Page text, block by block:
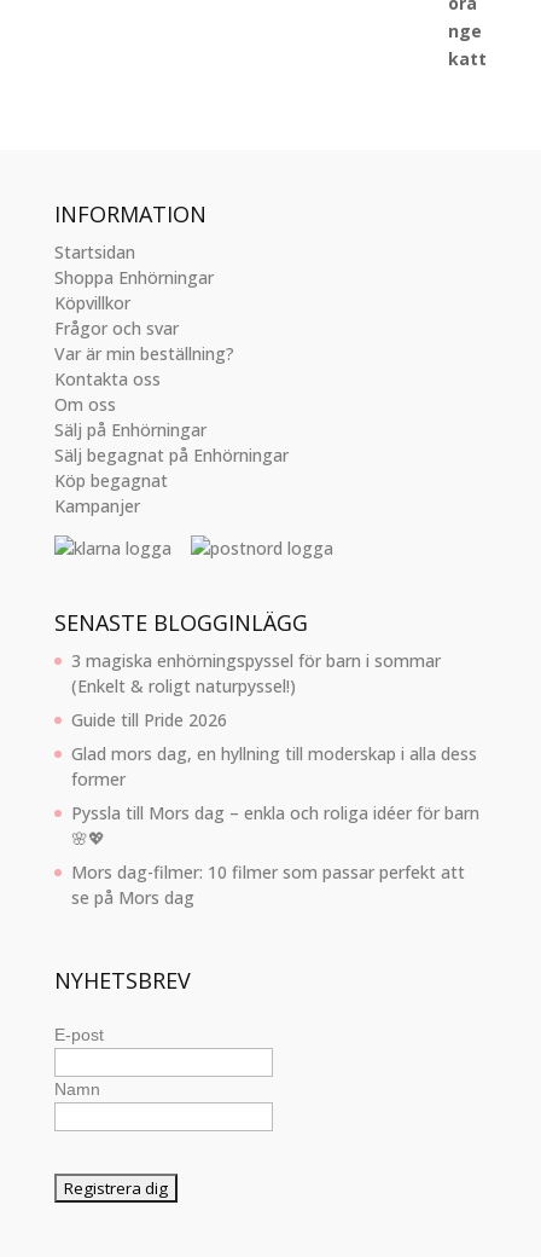
INFORMATION
Startsidan
Shoppa Enhörningar
Köpvillkor
Frågor och svar
Var är min beställning?
Kontakta oss
Om oss
Sälj på Enhörningar
Sälj begagnat på Enhörningar
Köp begagnat
Kampanjer
SENASTE BLOGGINLÄGG
3 magiska enhörningspyssel för barn i sommar
(Enkelt & roligt naturpyssel!)
Guide till Pride 2026
Glad mors dag, en hyllning till moderskap i alla dess
former
Pyssla till Mors dag – enkla och roliga idéer för barn
🌸💖
Mors dag-filmer: 10 filmer som passar perfekt att
se på Mors dag
NYHETSBREV
E-post
Namn